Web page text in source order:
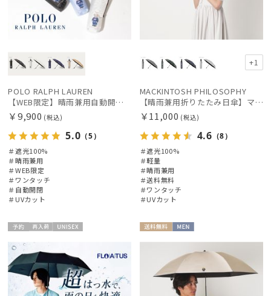
絞り込み
売上点数順
お気に入り
POLO RALPH LAUREN
【WEB限定】晴雨兼用自動開閉日傘 ポロ ラルフ ローレン（POLO RALPH LAUREN）ベア 遮光100 UV100 ワンタッチ開閉
￥9,900 (税込)
5.0 （5）
＃遮光100%
＃晴雨兼用
＃WEB限定
＃ワンタッチ
＃自動開閉
＃UVカット
+1
MACKINTOSH PHILOSOPHY
【晴雨兼用折りたたみ日傘】マッキントッシュ フィロソフィー (MACKINTOSH PHILOSOPHY) バーブレラ サンプロテクト（SUNPROTECT）自動開閉 遮光100
￥11,000 (税込)
4.6 （8）
＃遮光100%
＃軽量
＃晴雨兼用
＃送料無料
＃ワンタッチ
＃UVカット
荷
X